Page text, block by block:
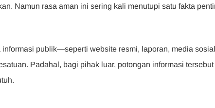
Namun rasa aman ini sering kali menutupi satu fakta
publik—seperti website resmi, laporan, media
Padahal, bagi pihak luar, potongan informasi tersebut